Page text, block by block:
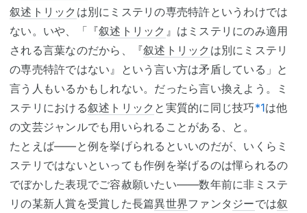
叙述トリック は別にミステリの専売特許というわけでは
ない。いや、「『叙述トリック 』はミステリにのみ適用
される言葉なのだから、『叙述トリック は別にミステリ
の専売特許ではない』という言い方は矛盾している」と
言う人もいるかもしれない。だったら言い換えよう。ミ
ステリにおける叙述トリック と実質的に同じ技巧*1は他
の文芸ジャンルでも用いられることがある、と。
たとえば――と例を挙げられるといいのだが、いくらミ
ステリではないといっても作例を挙げるのは憚られるの
でぼかした表現でご容赦願いたい――数年前に非ミステ
リの某新人賞を受賞した長篇異世界ファンタ ジーでは叙